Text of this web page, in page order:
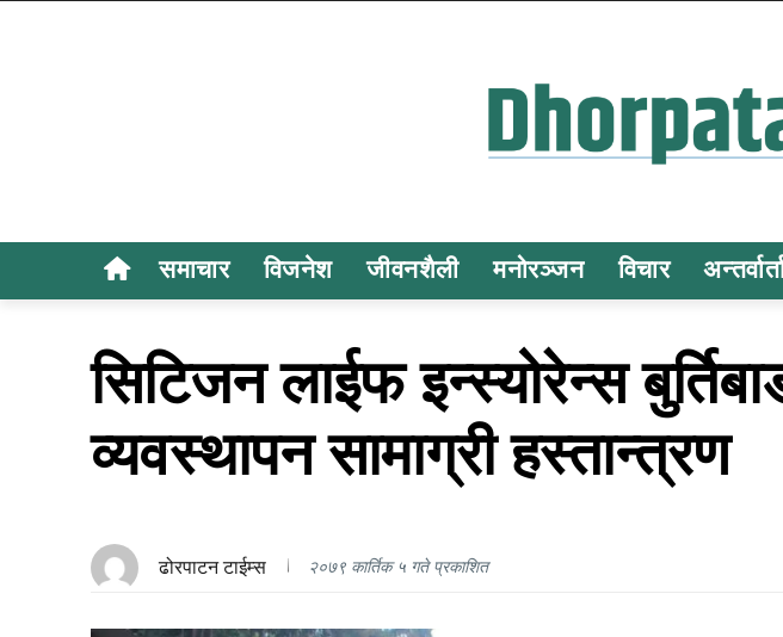
समाचार विजनेश जीवनशैली मनोरञ्जन विचार
सिटिजन लाईफ इन्स्योरेन्स
व्यवस्थापन सामाग्री हस्तान्त्रण
ढोरपाटन टाईम्स २०७९ कार्तिक ५ गते प्रकाशित